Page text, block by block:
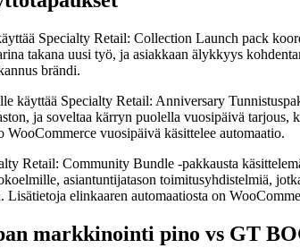
Specialty Retail: Collection Launch pack
takana uusi työ, ja asiakkaan älykkyys
brändi.
käyttää Specialty Retail: Anniversary
ja soveltaa kärryn puolella vuosipäivä tarjous,
WooCommerce vuosipäivä käsittelee automaatio.
Retail: Community Bundle -pakkausta
asiantuntijatason toimitusyhdistelmiä,
elinkaaren automaatiosta on
markkinointi pino vs GT